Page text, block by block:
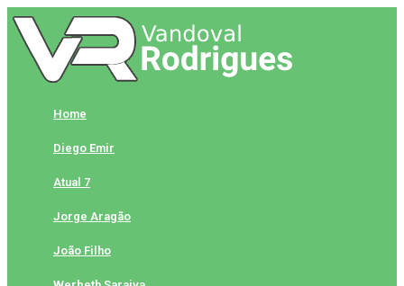
Skip
to
content
Home
Diego Emir
Atual 7
Jorge Aragão
João Filho